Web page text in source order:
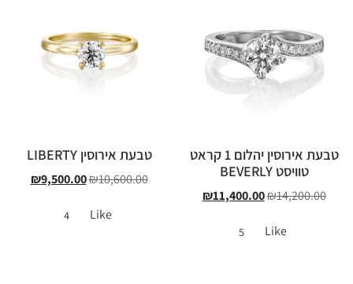
טבעת אירוסין יהלום 1 קראט
טוויסט BEVERLY
₪14,200.00
₪11,400.00
Like
5
טבעת אירוסין LIBERTY
₪10,600.00
₪9,500.00
Like
4